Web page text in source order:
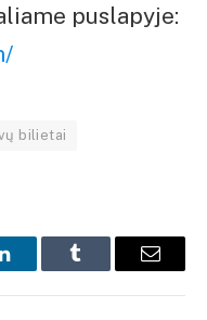
puslapyje:
bilietai
LinkedInTumblr
El.